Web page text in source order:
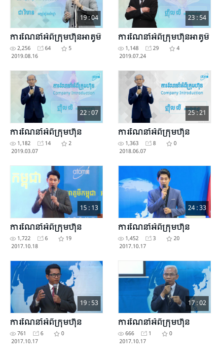
19 : 04
ការ​ណែនាំអំពី​ក្រុម​ហ៊ុន​អាតូមី
2,256 64
5
2019.08.16
23 : 54
ការ​​ណែ​នាំ​អំពី​ក្រុម​ហ៊ុ​ន​អាតូមី
1,148 29
4
2019.07.24
22 : 07
ការណែនាំ​អំពីក្រុមហ៊ុន
1,182 14
2
2019.03.07
25 : 21
ការ​ណែនាំ​អំពី​ក្រុមហ៊ុន
1,363 8
0
2018.06.07
15 : 13
ការណែនាំអំពីក្រុមហ៊ុន
1,722 6
19
2017.10.18
24 : 33
ការណែនាំអំពីក្រុមហ៊ុន
1,452 3
20
2017.10.17
19 : 53
ការណែនាំអំពីក្រុមហ៊ុន
761 6
0
2017.10.17
17 : 02
ការណែនាំអំពីក្រុមហ៊ុន
666 1
0
2017.10.17